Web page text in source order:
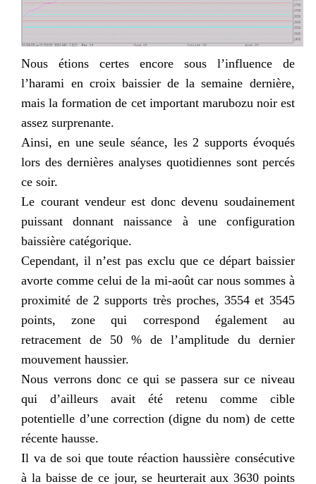
Nous étions certes encore sous l’influence de
l’harami en croix baissier de la semaine dernière,
mais la formation de cet important marubozu noir est
assez surprenante.
Ainsi, en une seule séance, les 2 supports évoqués
lors des dernières analyses quotidiennes sont percés
ce soir.
Le courant vendeur est donc devenu soudainement
puissant donnant naissance à une configuration
baissière catégorique.
Cependant, il n’est pas exclu que ce départ baissier
avorte comme celui de la mi-août car nous sommes à
proximité de 2 supports très proches, 3554 et 3545
points, zone qui correspond également au
retracement de 50 % de l’amplitude du dernier
mouvement haussier.
Nous verrons donc ce qui se passera sur ce niveau
qui d’ailleurs avait été retenu comme cible
potentielle d’une correction (digne du nom) de cette
récente hausse.
Il va de soi que toute réaction haussière consécutive
à la baisse de ce jour, se heurterait aux 3630 points